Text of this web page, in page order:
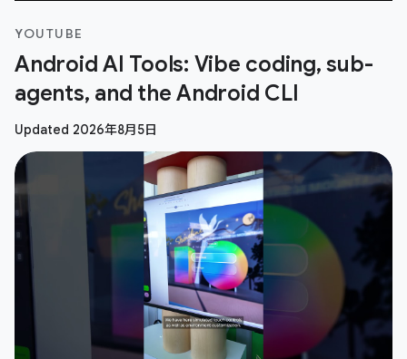
YOUTUBE
Android AI Tools: Vibe coding, sub-
agents, and the Android CLI
Updated 2026年8月5日